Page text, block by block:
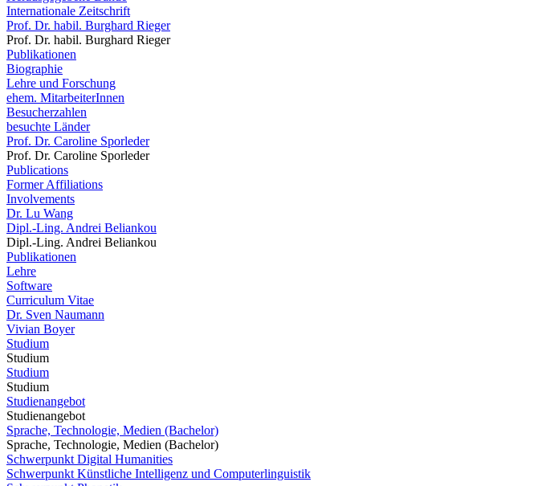
Internationale Zeitschrift
Prof. Dr. habil. Burghard Rieger
Prof. Dr. habil. Burghard Rieger
Publikationen
Biographie
Lehre und Forschung
ehem. MitarbeiterInnen
Besucherzahlen
besuchte Länder
Prof. Dr. Caroline Sporleder
Prof. Dr. Caroline Sporleder
Publications
Former Affiliations
Involvements
Dr. Lu Wang
Dipl.-Ling. Andrei Beliankou
Dipl.-Ling. Andrei Beliankou
Publikationen
Lehre
Software
Curriculum Vitae
Dr. Sven Naumann
Vivian Boyer
Studium
Studium
Studium
Studium
Studienangebot
Studienangebot
Sprache, Technologie, Medien (Bachelor)
Sprache, Technologie, Medien (Bachelor)
Schwerpunkt Digital Humanities
Schwerpunkt Künstliche Intelligenz und Computerlinguistik